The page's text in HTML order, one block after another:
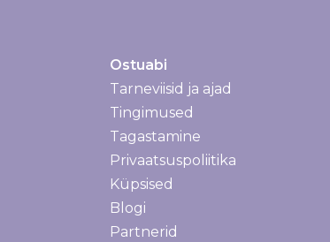
Ostuabi
Tarneviisid ja ajad
Tarneviisid ja ajad
Tingimused
Tagastamine
Privaatsuspoliitika
Küpsised
Blogi
Partnerid